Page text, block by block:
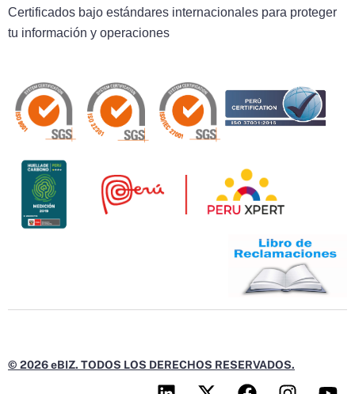
Certificados bajo estándares internacionales para proteger
tu información y operaciones
© 2026 eBIZ. TODOS LOS DERECHOS RESERVADOS.
L
X
F
I
Y